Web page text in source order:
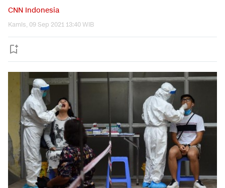
CNN Indonesia
Kamis, 09 Sep 2021 13:40 WIB